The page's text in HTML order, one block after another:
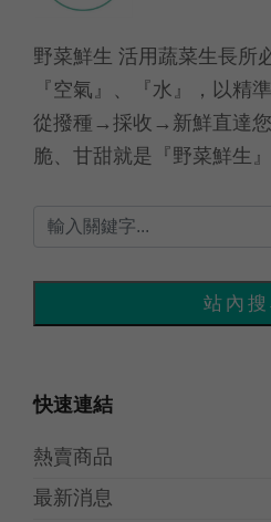
野菜鮮生 活用蔬菜生長所
『空氣』、『水』，以精
從撥種→採收→新鮮直達
脆、甘甜就是『野菜鮮生』
快速連結
熱賣商品
最新消息